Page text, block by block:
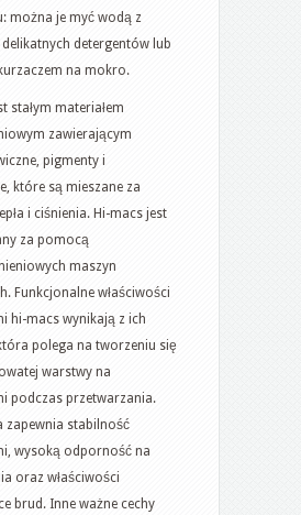
można je myć wodą z
detergentów lub
na mokro.
stałym materiałem
zawierającym
pigmenty i
które są mieszane za
i ciśnienia. Hi-macs jest
za pomocą
maszyn
Funkcjonalne właściwości
hi-macs wynikają z ich
polega na tworzeniu się
warstwy na
podczas przetwarzania.
zapewnia stabilność
wysoką odporność na
oraz właściwości
brud. Inne ważne cechy